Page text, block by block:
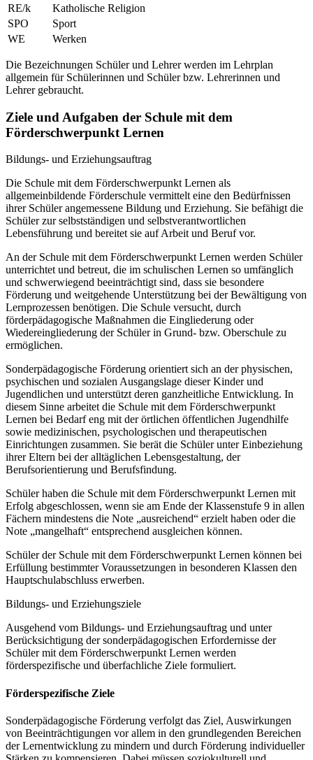
RE/k
Katholische Religion
SPO
Sport
WE
Werken
Die Bezeichnungen Schüler und Lehrer werden im Lehrplan
allgemein für Schülerinnen und Schüler bzw. Lehrerinnen und
Lehrer gebraucht.
Ziele und Aufgaben der Schule mit dem
Förderschwerpunkt Lernen
Bildungs- und Erziehungsauftrag
Die Schule mit dem Förderschwerpunkt Lernen als
allgemeinbildende Förderschule vermittelt eine den Bedürfnissen
ihrer Schüler angemessene Bildung und Erziehung. Sie befähigt die
Schüler zur selbstständigen und selbstverantwortlichen
Lebensführung und bereitet sie auf Arbeit und Beruf vor.
An der Schule mit dem Förderschwerpunkt Lernen werden Schüler
unterrichtet und betreut, die im schulischen Lernen so umfänglich
und schwerwiegend beeinträchtigt sind, dass sie besondere
Förderung und weitgehende Unterstützung bei der Bewältigung von
Lernprozessen benötigen. Die Schule versucht, durch
förderpädagogische Maßnahmen die Eingliederung oder
Wiedereingliederung der Schüler in Grund- bzw. Oberschule zu
ermöglichen.
Sonderpädagogische Förderung orientiert sich an der physischen,
psychischen und sozialen Ausgangslage dieser Kinder und
Jugendlichen und unterstützt deren ganzheitliche Entwicklung. In
diesem Sinne arbeitet die Schule mit dem Förderschwerpunkt
Lernen bei Bedarf eng mit der örtlichen öffentlichen Jugendhilfe
sowie medizinischen, psychologischen und therapeutischen
Einrichtungen zusammen. Sie berät die Schüler unter Einbeziehung
ihrer Eltern bei der alltäglichen Lebensgestaltung, der
Berufsorientierung und Berufsfindung.
Schüler haben die Schule mit dem Förderschwerpunkt Lernen mit
Erfolg abgeschlossen, wenn sie am Ende der Klassenstufe 9 in allen
Fächern mindestens die Note „ausreichend“ erzielt haben oder die
Note „mangelhaft“ entsprechend ausgleichen können.
Schüler der Schule mit dem Förderschwerpunkt Lernen können bei
Erfüllung bestimmter Voraussetzungen in besonderen Klassen den
Hauptschulabschluss erwerben.
Bildungs- und Erziehungsziele
Ausgehend vom Bildungs- und Erziehungsauftrag und unter
Berücksichtigung der sonderpädagogischen Erfordernisse der
Schüler mit dem Förderschwerpunkt Lernen werden
förderspezifische und überfachliche Ziele formuliert.
Förderspezifische Ziele
Sonderpädagogische Förderung verfolgt das Ziel, Auswirkungen
von Beeinträchtigungen vor allem in den grundlegenden Bereichen
der Lernentwicklung zu mindern und durch Förderung individueller